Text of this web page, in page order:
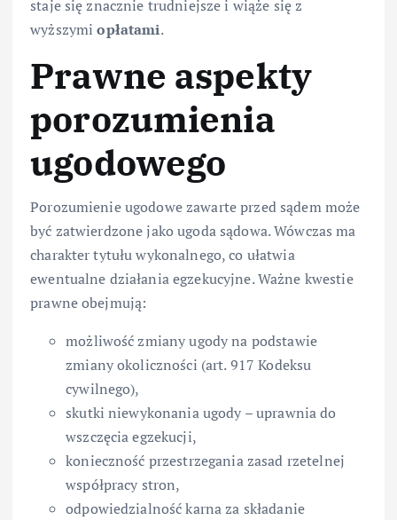
staje się znacznie trudniejsze i wiąże się z
wyższymiopłatami.
Prawne aspekty
porozumienia
ugodowego
Porozumienie ugodowe zawarte przed sądem może
być zatwierdzone jako ugoda sądowa. Wówczas ma
charakter tytułu wykonalnego, co ułatwia
ewentualne działania egzekucyjne. Ważne kwestie
prawne obejmują:
możliwość zmiany ugody na podstawie
zmiany okoliczności (art. 917 Kodeksu
cywilnego),
skutki niewykonania ugody – uprawnia do
wszczęcia egzekucji,
konieczność przestrzegania zasad rzetelnej
współpracy stron,
odpowiedzialność karna za składanie